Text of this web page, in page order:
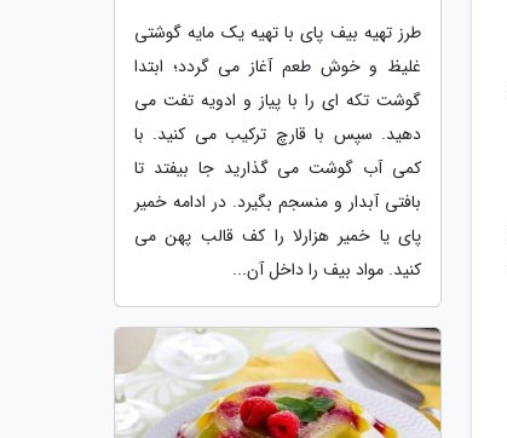
طرز تهیه بیف پای با تهیه یک مایه گوشتی
غلیظ و خوش طعم آغاز می گردد؛ ابتدا
گوشت تکه ای را با پیاز و ادویه تفت می
دهید. سپس با قارچ ترکیب می کنید. با
کمی آب گوشت می گذارید جا بیفتد تا
بافتی آبدار و منسجم بگیرد. در ادامه خمیر
پای یا خمیر هزارلا را کف قالب پهن می
کنید. مواد بیف را داخل آن...